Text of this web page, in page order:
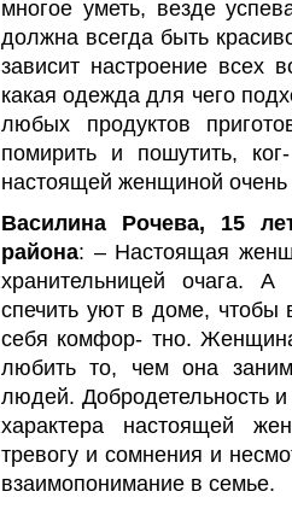
многое уметь, везде
должна всегда быть
зависит настроение всех
какая одежда для чего
любых продуктов
помирить и пошутить,
настоящей женщиной
Василина Рочева, 15
района: – Настоящая
хранительницей очага.
спечить уют в доме, чтобы
себя комфор- тно.
любить то, чем она
людей. Добродетельность
характера настоящей
тревогу и сомнения и
взаимопонимание в семье.